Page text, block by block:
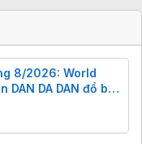
8/2026: World
DAN DA DAN đổ bộ